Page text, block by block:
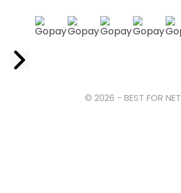
© 2026 - BEST FOR NET